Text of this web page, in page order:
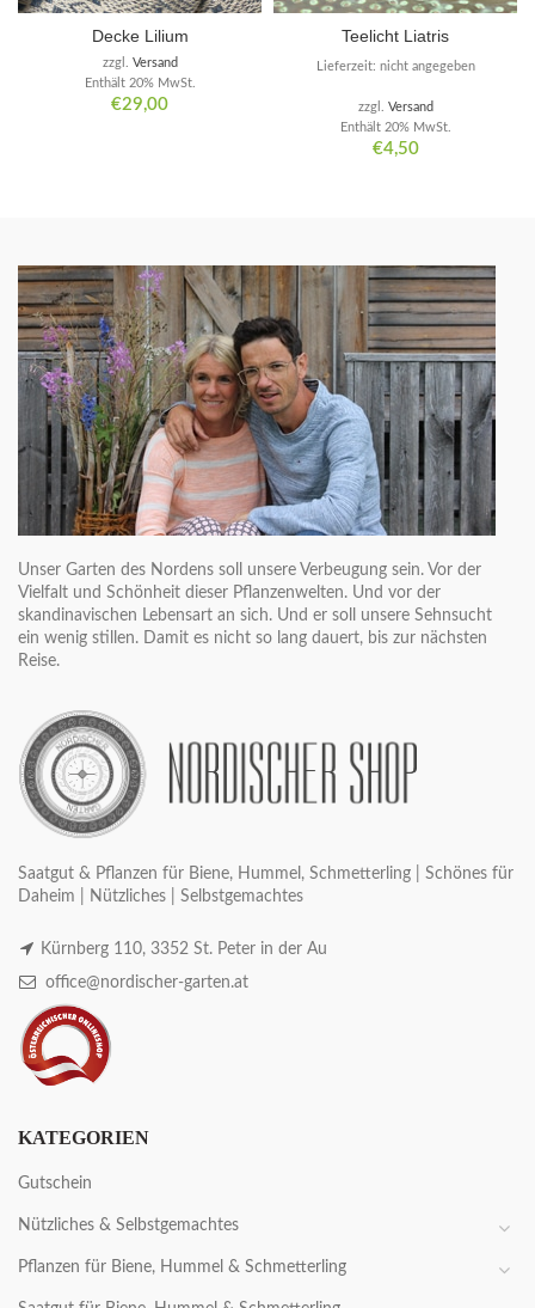
Decke Lilium
€29,00
Enthält 20% MwSt.
zzgl. Versand
Teelicht Liatris
€4,50
Enthält 20% MwSt.
zzgl. Versand
Lieferzeit: nicht angegeben
Unser Garten des Nordens soll unsere Verbeugung sein. Vor der
Vielfalt und Schönheit dieser Pflanzenwelten. Und vor der
skandinavischen Lebensart an sich. Und er soll unsere Sehnsucht
ein wenig stillen. Damit es nicht so lang dauert, bis zur nächsten
Reise.
Saatgut & Pflanzen für Biene, Hummel, Schmetterling | Schönes für
Daheim | Nützliches | Selbstgemachtes
Kürnberg 110, 3352 St. Peter in der Au
office@nordischer-garten.at
KATEGORIEN
Gutschein
Nützliches & Selbstgemachtes
Pflanzen für Biene, Hummel & Schmetterling